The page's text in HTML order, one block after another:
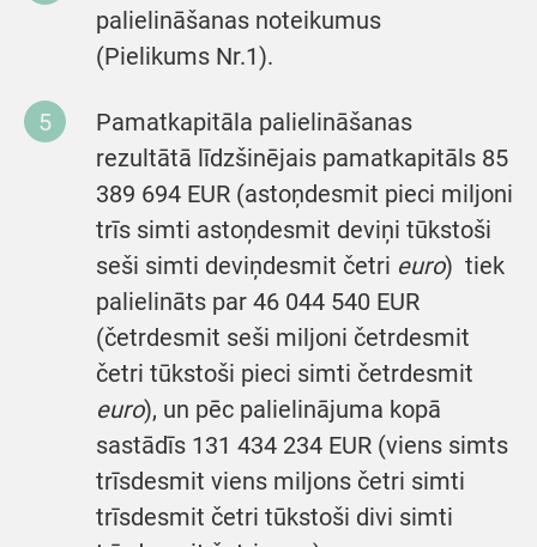
palielināšanas noteikumus
(Pielikums Nr.1).
Pamatkapitāla palielināšanas
rezultātā līdzšinējais pamatkapitāls 85
389 694 EUR (astoņdesmit pieci miljoni
trīs simti astoņdesmit deviņi tūkstoši
seši simti deviņdesmit četri euro) tiek
palielināts par 46 044 540 EUR
(četrdesmit seši miljoni četrdesmit
četri tūkstoši pieci simti četrdesmit
euro), un pēc palielinājuma kopā
sastādīs 131 434 234 EUR (viens simts
trīsdesmit viens miljons četri simti
trīsdesmit četri tūkstoši divi simti